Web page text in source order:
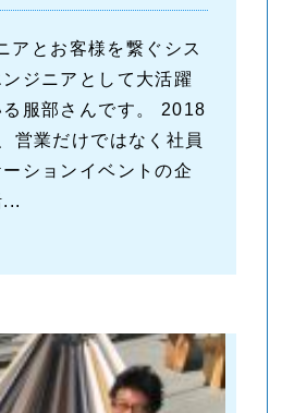
アとお客様を繋ぐシス
ジニアとして大活躍
る服部さんです。 2018
営業だけではなく社員
ションイベントの企